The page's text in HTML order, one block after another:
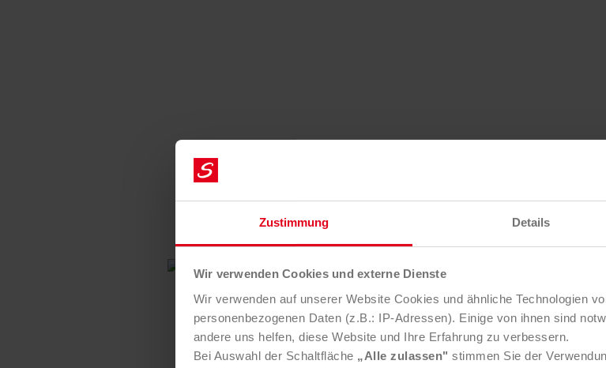
Zustimmung Details
Wir verwenden Cookies und externe Dienste
Wir verwenden auf unserer Website Cookies und ähnliche Technologien
personenbezogenen Daten (z.B.: IP-Adressen). Einige von ihnen sind
andere uns helfen, diese Website und Ihre Erfahrung zu verbessern.
Bei Auswahl der Schaltfläche „Alle zulassen" stimmen Sie der